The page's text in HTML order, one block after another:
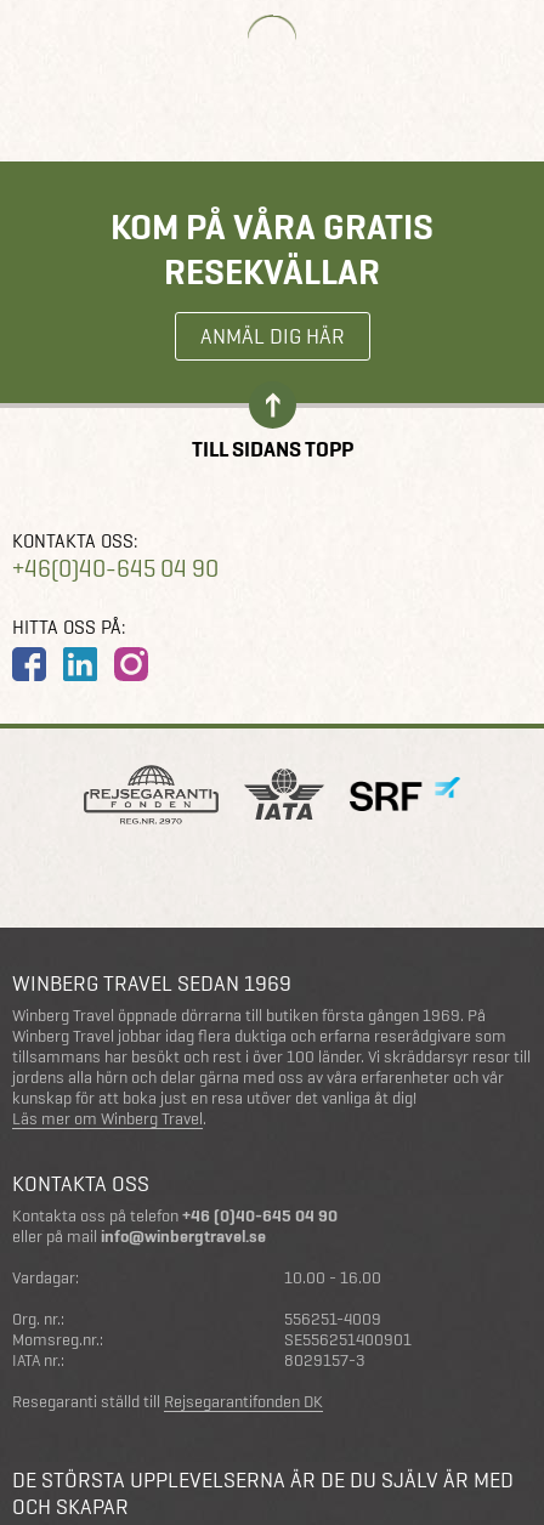
KOM PÅ VÅRA GRATIS
RESEKVÄLLAR
ANMÄL DIG HÄR
TILL SIDANS TOPP
KONTAKTA OSS:
+46(0)40-645 04 90
HITTA OSS PÅ:
WINBERG TRAVEL SEDAN 1969
Winberg Travel öppnade dörrarna till butiken första gången 1969. På
Winberg Travel jobbar idag flera duktiga och erfarna reserådgivare som
tillsammans har besökt och rest i över 100 länder. Vi skräddarsyr resor till
jordens alla hörn och delar gärna med oss av våra erfarenheter och vår
kunskap för att boka just en resa utöver det vanliga åt dig!
Läs mer om Winberg Travel.
KONTAKTA OSS
Kontakta oss på telefon+46 (0)40-645 04 90
eller på mail info@winbergtravel.se
Vardagar:
10.00 - 16.00
Org. nr.:
556251-4009
Momsreg.nr.:
SE556251400901
IATA nr.:
8029157-3
Resegaranti ställd till Rejsegarantifonden DK
DE STÖRSTA UPPLEVELSERNA ÄR DE DU SJÄLV ÄR MED
OCH SKAPAR